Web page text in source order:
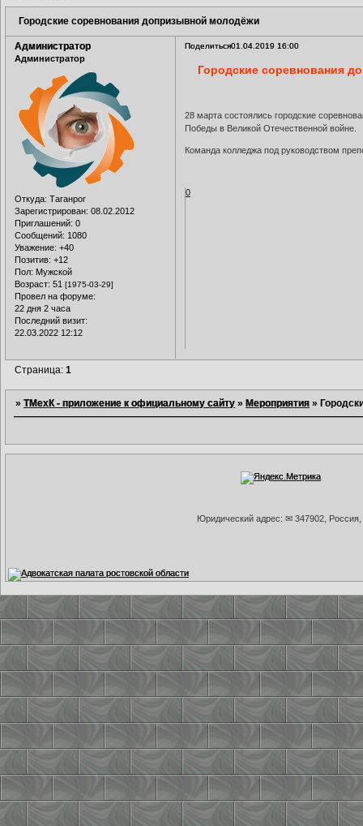
Городские соревнования допризывной молодёжи
Поделиться01.04.2019 16:00
Администратор
Администратор
Откуда: Таганрог
Зарегистрирован: 08.02.2012
Приглашений: 0
Сообщений: 1080
Уважение: +40
Позитив: +12
Пол: Мужской
Возраст: 51 [1975-03-29]
Провел на форуме:
22 дня 2 часа
Последний визит:
22.03.2022 12:12
Городские соревнования
28 марта состоялись городские
Победы в Великой Отечественной войне.
Команда колледжа под руководством
0
Страница:1
»ТМехК - приложение к официальному сайту » Мероприятия »
Юридический адрес: ✉ 347902,